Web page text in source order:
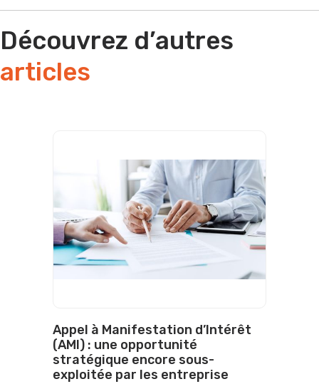
Découvrez d’autres
articles
Appel à Manifestation d’Intérêt
(AMI) : une opportunité
stratégique encore sous-
exploitée par les entreprise